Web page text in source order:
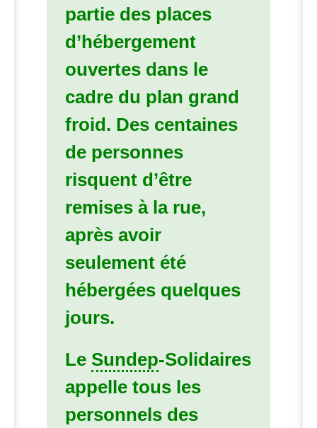
partie des places
d’hébergement
ouvertes dans le
cadre du plan grand
froid. Des centaines
de personnes
risquent d’être
remises à la rue,
après avoir
seulement été
hébergées quelques
jours.
Le Sundep-Solidaires
appelle tous les
personnels des